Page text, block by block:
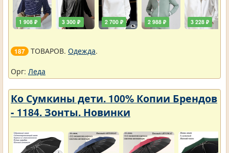
1 908 ₽ 3 300 ₽ 2 700 ₽ 2 988 ₽ 3 228 ₽
187 ТОВАРОВ. Одежда.
Орг: Леда
Ко Сумкины дети. 100% Копии Брендов
- 1184. Зонты. Новинки